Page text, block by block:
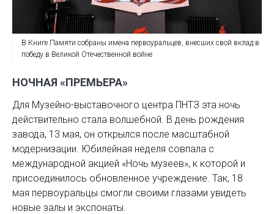
В Книге Памяти собраны имена первоуральцев, внесших свой вклад в
победу в Великой Отечественной войне
НОЧНАЯ «ПРЕМЬЕРА»
Для Музейно-выставочного центра ПНТЗ эта ночь
действительно стала волшебной. В день рождения
завода, 13 мая, он открылся после масштабной
модернизации. Юбилейная неделя совпала с
международной акцией «Ночь музеев», к которой и
присоединилось обновленное учреждение. Так, 18
мая первоуральцы смогли своими глазами увидеть
новые залы и экспонаты.